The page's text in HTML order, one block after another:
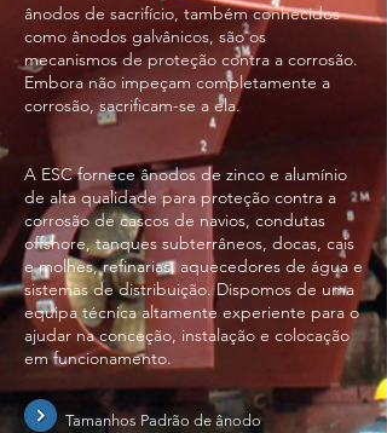
ânodos de sacrifício, também conhecidos
como ânodos galvânicos, são os
mecanismos de proteção contra a corrosão.
Embora não impeçam completamente a
corrosão, sacrificam-se a ela.
A ESC fornece ânodos de zinco e alumínio
de alta qualidade para proteção contra a
corrosão de cascos de navios, condutas
offshore, tanques subterrâneos, docas, cais
e molhes, refinarias, aquecedores de água e
sistemas de distribuição. Dispomos de uma
equipa técnica altamente experiente para o
ajudar na conceção, instalação e colocação
em funcionamento.
Tamanhos Padrão de ânodo